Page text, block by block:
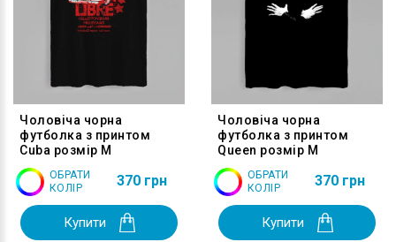
Чоловіча чорна
футболка з принтом
Cuba розмір M
ОБРАТИ
КОЛІР
370 грн
Купити
Чоловіча чорна
футболка з принтом
Queen розмір M
ОБРАТИ
КОЛІР
370 грн
Купити